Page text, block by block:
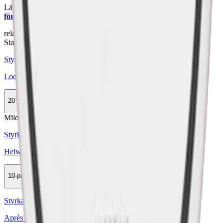
Läs mer om hur du förvarar Loop Licorice Fusion Strong:
"Så
förvarar du snuset rätt"
relaterade produkter
Stark
Styrka Stark · Slim
Loop Blackcurrant Strong
20-pack
679 kr
Köp
Mild
Styrka Mild · Slim
Helwit Raspberry Liquorice 2
10-pack
299,90 kr
Köp
Styrka Normal · Slim
Après No.8 Raspberry Liqorice Extra Strong